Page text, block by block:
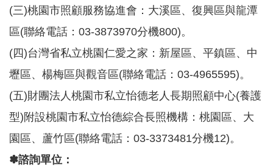
(三)桃園市照顧服務協進會：大溪區、復興區與龍潭
區(聯絡電話：03-3873970分機800)。
(四)台灣省私立桃園仁愛之家：新屋區、平鎮區、中
壢區、楊梅區與觀音區(聯絡電話：03-4965595)。
(五)財團法人桃園市私立怡德老人長期照顧中心(養護
型)附設桃園市私立怡德綜合長照機構：桃園區、大
園區、蘆竹區(聯絡電話：03-3373481分機12)。
✽諮詢單位：